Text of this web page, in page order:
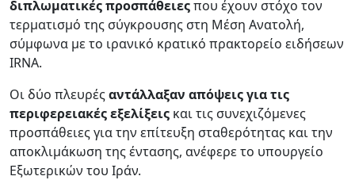
διπλωματικές προσπάθειεςπου έχουν στόχο τον
τερματισμό της σύγκρουσης στη Μέση Ανατολή,
σύμφωνα με το ιρανικό κρατικό πρακτορείο ειδήσεων
IRNA.
Οι δύο πλευρέςαντάλλαξαν απόψεις για τις
περιφερειακές εξελίξεις και τις συνεχιζόμενες
προσπάθειες για την επίτευξη σταθερότητας και την
αποκλιμάκωση της έντασης, ανέφερε το υπουργείο
Εξωτερικών του Ιράν.